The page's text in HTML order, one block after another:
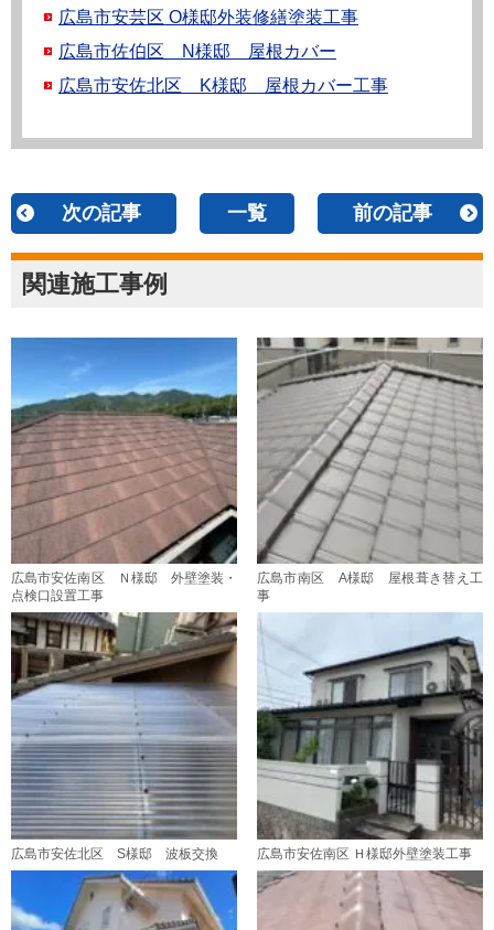
広島市安芸区 O様邸外装修繕塗装工事
広島市佐伯区 N様邸 屋根カバー
広島市安佐北区 K様邸 屋根カバー工事
次の記事 一覧 前の記事
関連施工事例
広島市安佐南区 Ｎ様邸 外壁塗装・
点検口設置工事
広島市南区 A様邸 屋根葺き替え工
事
広島市安佐北区 S様邸 波板交換 広島市安佐南区 Ｈ様邸外壁塗装工事